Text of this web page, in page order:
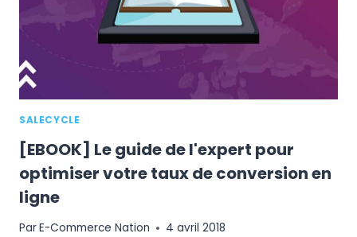
CHAQUE
ÉTAPE
DU
PARCOURS
SALECYCLE
[EBOOK] Le guide de l'expert pour
optimiser votre taux de conversion en
ligne
ParE-Commerce Nation 4 avril 2018